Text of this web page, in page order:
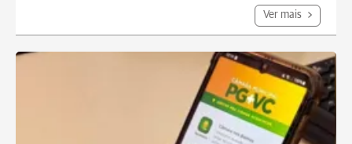
Ver mais